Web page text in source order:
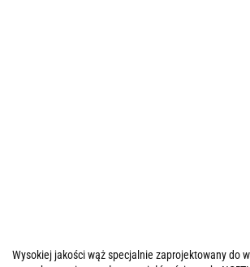
Wysokiej jakości wąż specjalnie zaprojektowany do